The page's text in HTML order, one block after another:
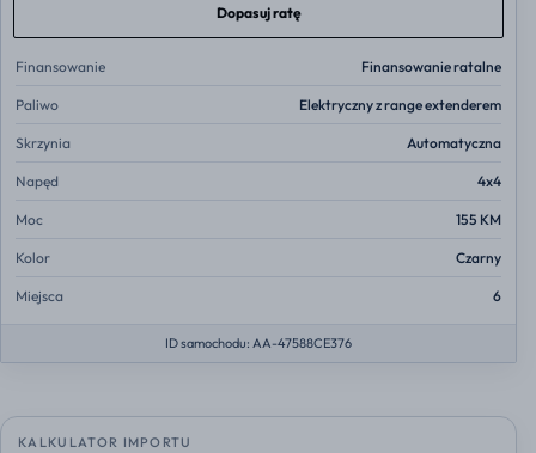
Dopasuj ratę
Finansowanie Finansowanie ratalne
Paliwo Elektryczny z range extenderem
Skrzynia Automatyczna
Napęd 4x4
Moc 155 KM
Kolor Czarny
Miejsca 6
ID samochodu: AA-47588CE376
KALKULATOR IMPORTU